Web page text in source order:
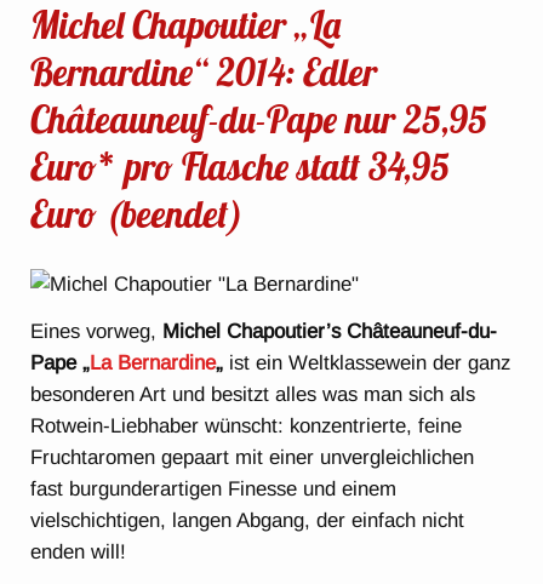
Michel Chapoutier „La
Bernardine“ 2014: Edler
Châteauneuf-du-Pape nur 25,95
Euro* pro Flasche statt 34,95
Euro (beendet)
Eines vorweg, Michel Chapoutier’s Châteauneuf-du-
Pape „La Bernardine„ ist ein Weltklassewein der ganz
besonderen Art und besitzt alles was man sich als
Rotwein-Liebhaber wünscht: konzentrierte, feine
Fruchtaromen gepaart mit einer unvergleichlichen
fast burgunderartigen Finesse und einem
vielschichtigen, langen Abgang, der einfach nicht
enden will!